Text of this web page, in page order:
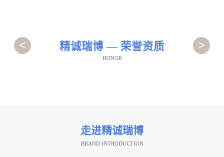
精诚瑞博 — 荣誉资质
HONOR
< >
走进精诚瑞博
BRAND INTRODUCTION